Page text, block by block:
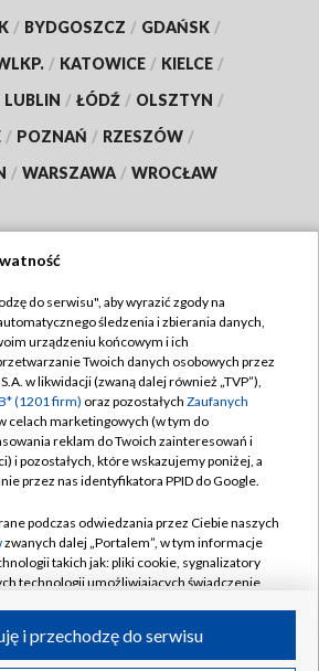
/ BYDGOSZCZ / GDAŃSK /
/ KATOWICE / KIELCE /
LUBLIN / ŁÓDŹ / OLSZTYN /
/ POZNAŃ / RZESZÓW /
/ WARSZAWA / WROCŁAW
TVP
TVP
Cyfrowa
Regulamin TVP
prywatności
Moje zgody
Pomoc
Kontakt
Kanały
do serwisu", aby wyrazić zgody na
śledzenia i zbierania danych,
urządzeniu końcowym i ich
Twoich danych osobowych przez
w likwidacji (zwaną dalej również „TVP”),
(1201 firm) oraz pozostałych Zaufanych
celach marketingowych (w tym do
reklam do Twoich zainteresowań i
i pozostałych, które wskazujemy poniżej, a
przez nas identyfikatora PPID do Google.
podczas odwiedzania przez Ciebie naszych
zwanych dalej „Portalem”, w tym informacje
takich jak: pliki cookie, sygnalizatory
technologii umożliwiających świadczenie
i przechodzę do serwisu